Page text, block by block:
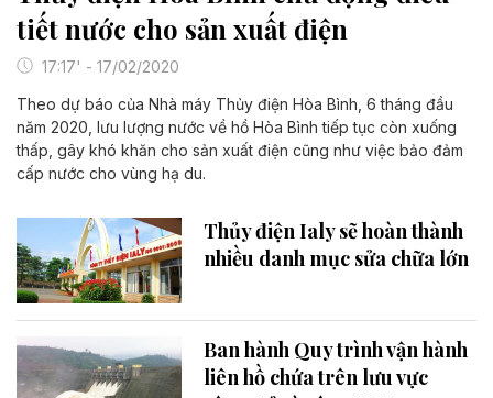
tiết nước cho sản xuất điện
17:17' - 17/02/2020
Theo dự báo của Nhà máy Thủy điện Hòa Bình, 6 tháng đầu
năm 2020, lưu lượng nước về hồ Hòa Bình tiếp tục còn xuống
thấp, gây khó khăn cho sản xuất điện cũng như việc bảo đảm
cấp nước cho vùng hạ du.
Thủy điện Ialy sẽ hoàn thành
nhiều danh mục sửa chữa lớn
Ban hành Quy trình vận hành
liên hồ chứa trên lưu vực